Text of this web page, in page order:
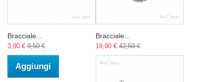
Bracciale...
3,90 € 9,50 €
Aggiungi
Bracciale...
19,90 € 42,50 €